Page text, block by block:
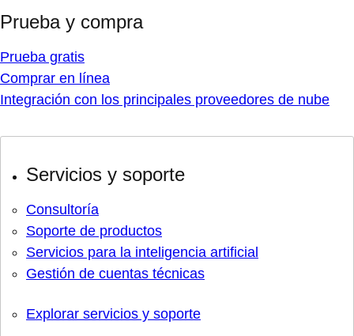
Prueba y compra
Prueba gratis
Comprar en línea
Integración con los principales proveedores de nube
Servicios y soporte
Consultoría
Soporte de productos
Servicios para la inteligencia artificial
Gestión de cuentas técnicas
Explorar servicios y soporte